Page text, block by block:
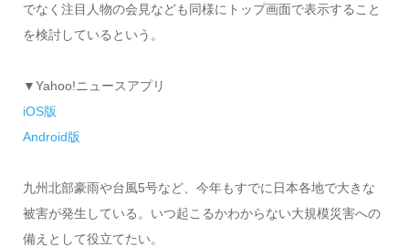
でなく注目人物の会見なども同様にトップ画面で表示すること
を検討しているという。
▼Yahoo!ニュースアプリ
iOS版
Android版
九州北部豪雨や台風5号など、今年もすでに日本各地で大きな
被害が発生している。いつ起こるかわからない大規模災害への
備えとして役立てたい。